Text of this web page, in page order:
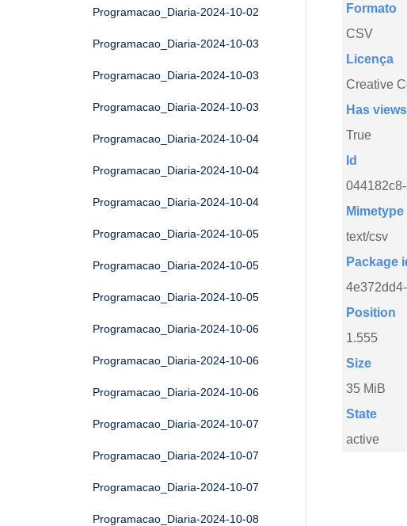
Programacao_Diaria-2024-10-02
Programacao_Diaria-2024-10-03
Programacao_Diaria-2024-10-03
Programacao_Diaria-2024-10-03
Programacao_Diaria-2024-10-04
Programacao_Diaria-2024-10-04
Programacao_Diaria-2024-10-04
Programacao_Diaria-2024-10-05
Programacao_Diaria-2024-10-05
Programacao_Diaria-2024-10-05
Programacao_Diaria-2024-10-06
Programacao_Diaria-2024-10-06
Programacao_Diaria-2024-10-06
Programacao_Diaria-2024-10-07
Programacao_Diaria-2024-10-07
Programacao_Diaria-2024-10-07
Programacao_Diaria-2024-10-08
Formato
CSV
Licença
Creative
Has views
True
Id
Mimetype
text/csv
Package
Position
1.555
Size
35 MiB
State
active